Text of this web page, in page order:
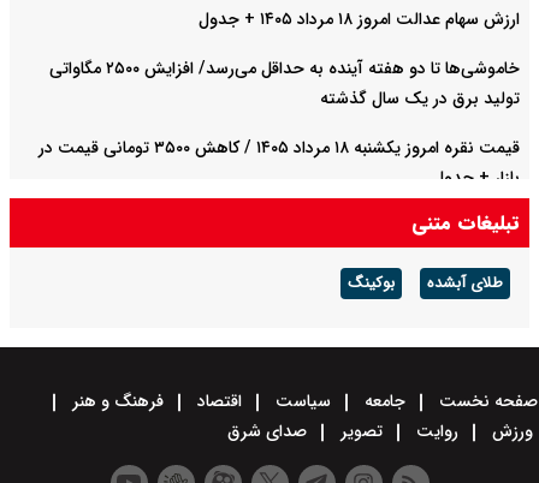
ارزش سهام عدالت امروز ۱۸ مرداد ۱۴۰۵ + جدول
خاموشی‌ها تا دو هفته آینده به حداقل می‌رسد/ افزایش ۲۵۰۰ مگاواتی
تولید برق در یک سال گذشته
قیمت نقره امروز یکشنبه ۱۸ مرداد ۱۴۰۵ / کاهش ۳۵۰۰ تومانی قیمت در
بازار + جدول
توضیج سازمان هواپیمایی درباره دلایل تاخیر پروازها در روزهای اخیر
تبلیغات متنی
طلای آبشده بوکینگ
صفحه نخست جامعه سیاست اقتصاد
فرهنگ و هنر
ورزش
روایت تصویر صدای شرق